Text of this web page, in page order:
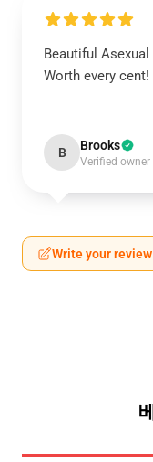
Beautiful
Worth every cent!
B Brooks
Verified owner
Write your review